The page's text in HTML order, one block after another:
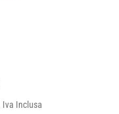
Iva Inclusa